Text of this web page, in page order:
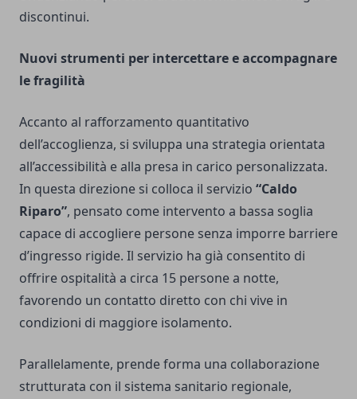
discontinui.
Nuovi strumenti per intercettare e accompagnare
le fragilità
Accanto al rafforzamento quantitativo
dell’accoglienza, si sviluppa una strategia orientata
all’accessibilità e alla presa in carico personalizzata.
In questa direzione si colloca il servizio “Caldo
Riparo”, pensato come intervento a bassa soglia
capace di accogliere persone senza imporre barriere
d’ingresso rigide. Il servizio ha già consentito di
offrire ospitalità a circa 15 persone a notte,
favorendo un contatto diretto con chi vive in
condizioni di maggiore isolamento.
Parallelamente, prende forma una collaborazione
strutturata con il sistema sanitario regionale,